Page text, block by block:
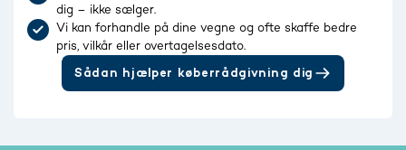
dig – ikke sælger.
Vi kan forhandle på dine vegne og ofte skaffe bedre
pris, vilkår eller overtagelsesdato.
Sådan hjælper køberrådgivning dig